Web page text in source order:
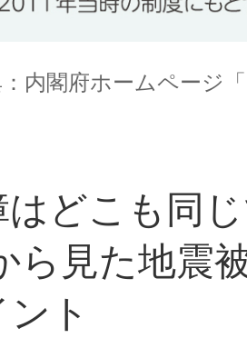
：内閣府ホームページ
はどこも同
ら見た地震
ト